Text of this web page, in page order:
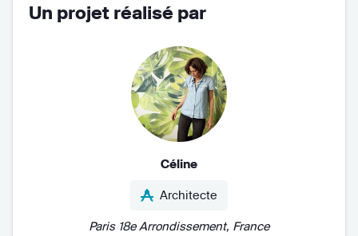
Un projet réalisé par
Céline
Architecte
Paris 18e Arrondissement, France